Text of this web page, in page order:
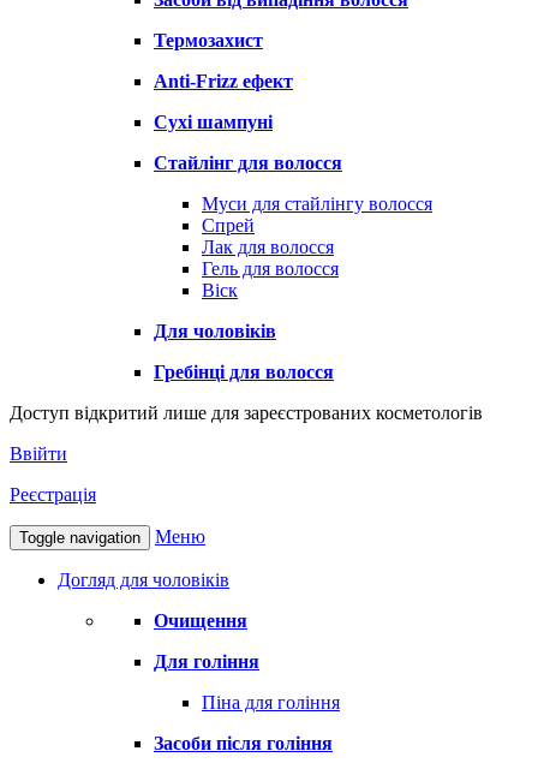
Термозахист
Anti-Frizz ефект
Сухі шампуні
Стайлінг для волосся
Муси для стайлінгу волосся
Спрей
Лак для волосся
Гель для волосся
Віск
Для чоловіків
Гребінці для волосся
Доступ відкритий лише для зареєстрованих косметологів
Ввійти
Реєстрація
Toggle navigation Меню
Догляд для чоловіків
Очищення
Для гоління
Піна для гоління
Засоби після гоління